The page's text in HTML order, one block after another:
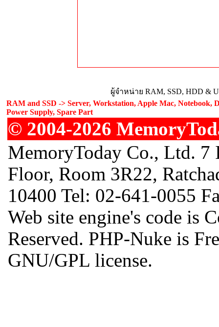
ผู้จำหน่าย RAM, SSD, HDD &
RAM and SSD -> Server, Workstation, Apple Mac, Notebook,
Power Supply, Spare Part
© 2004-2026
MemoryToday Co., Ltd.
Floor, Room 3R22,
10400 Tel: 02-641-0055
Web site engine's code is
Reserved. PHP-Nuke is
GNU/GPL license.